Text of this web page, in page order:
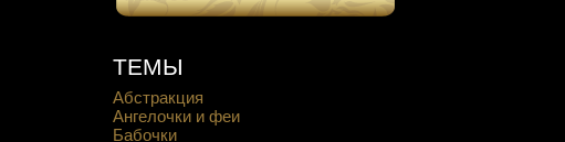
ТЕМЫ
Абстракция
Ангелочки и феи
Бабочки